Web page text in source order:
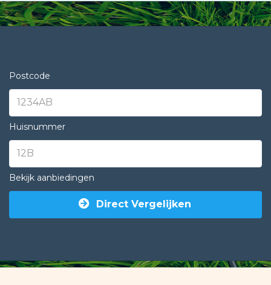
Postcode
Huisnummer
Bekijk aanbiedingen
Direct Vergelijken